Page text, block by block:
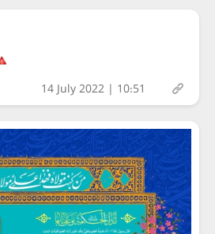
14 July 2022 | 10:51